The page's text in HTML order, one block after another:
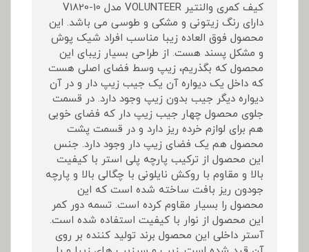
کیف کمری والنتیر VOLUNTEER مدل V1820-10
دارای رنگ زیتونی و مشکی و طوسی می باشد. این
محصول فوق العاده زیبا مناسب افراد شیک پوش
و مشکل پسند هست. از طراحی بسیار زیبای این
محصول که بگذریم، زیپ وسط فضای اصلی هست
که داخل یک دیواره آن یک جیب زیپ دار و در آن
دیواره دیگر جیب بدون زیپ وجود دارد. در قسمت
جلوی محصول چهار جیب زیپ دار که فضای خوبی
هم برای لوازم خرده ریز دارد و در قسمت پشت
محصول هم یک فضای زیپ دار وجود دارد. جنس
این محصول از ترکیب پارچه پلی استر با کیفیت
بالا و مقاوم با روکش نایلونی با چگالی بالا و پارچه
جودون ریز بافت ساخته شده است که این
محصول را بسیار مقاوم کرده است. تسمه دور کمر
این محصول از نوار با کیفیت استفاده شده است.
آستر داخلی این محصول برند تولید کننده بر روی